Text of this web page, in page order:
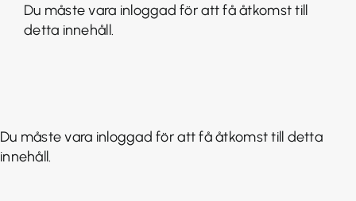
Du måste vara inloggad för att få åtkomst till
detta innehåll.
Du måste vara inloggad för att få åtkomst till detta
innehåll.